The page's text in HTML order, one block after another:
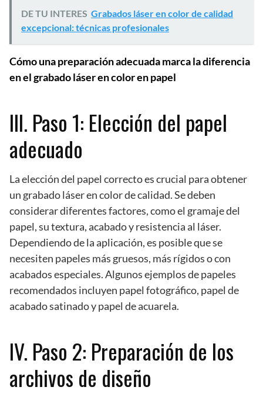
DE TU INTERES Grabados láser en color de calidad
excepcional: técnicas profesionales
Cómo una preparación adecuada marca la diferencia
en el grabado láser en color en papel
III. Paso 1: Elección del papel
adecuado
La elección del papel correcto es crucial para obtener
un grabado láser en color de calidad. Se deben
considerar diferentes factores, como el gramaje del
papel, su textura, acabado y resistencia al láser.
Dependiendo de la aplicación, es posible que se
necesiten papeles más gruesos, más rígidos o con
acabados especiales. Algunos ejemplos de papeles
recomendados incluyen papel fotográfico, papel de
acabado satinado y papel de acuarela.
IV. Paso 2: Preparación de los
archivos de diseño